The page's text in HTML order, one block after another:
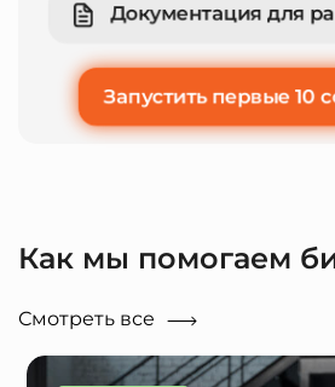
Документация для
Запустить первые 10
Как мы помогаем
Смотреть все